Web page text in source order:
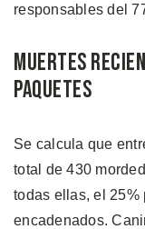
responsables del
Muertes
Paquetes
Se calcula que
total de 430
todas ellas, el 25%
encadenados.